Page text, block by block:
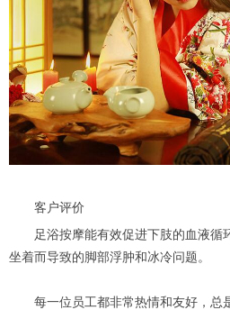
客户评价
足浴按摩能有效促进下肢的血液循
坐着而导致的脚部浮肿和冰冷问题。
每一位员工都非常热情和友好，总